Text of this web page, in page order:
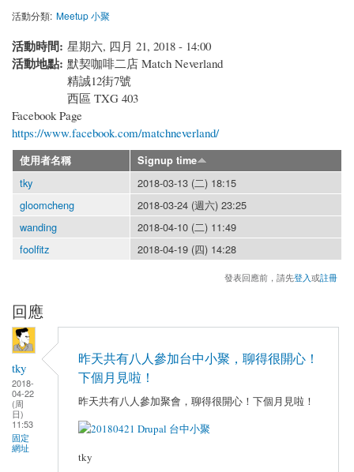
活動分類: Meetup 小聚
活動時間: 星期六, 四月 21, 2018 - 14:00
活動地點: 默契咖啡二店 Match Neverland
精誠12街7號
西區 TXG 403
Facebook Page
https://www.facebook.com/matchneverland/
使用者名稱 Signup time
tky
2018-03-13 (二) 18:15
gloomcheng
2018-03-24 (週六) 23:25
wanding
2018-04-10 (二) 11:49
foolfitz
2018-04-19 (四) 14:28
發表回應前，請先登入或註冊
回應
tky
2018-
04-22
(周
日)
11:53
固定
網址
昨天共有八人參加台中小聚，聊得很開心！
下個月見啦！
昨天共有八人參加聚會，聊得很開心！下個月見啦！
tky